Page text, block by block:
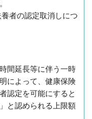
者の認定取消しにつ
間延長等に伴う一時
によって、健康保険
認定を可能にすると
と認められる上限額